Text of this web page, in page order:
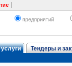
предприятий
Тендеры и